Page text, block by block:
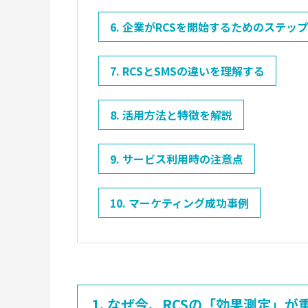
6. 企業がRCSを開始するためのステップ
7. RCSとSMSの違いを理解する
8. 活用方法と特徴を解説
9. サービス利用時の注意点
10. マーケティング成功事例